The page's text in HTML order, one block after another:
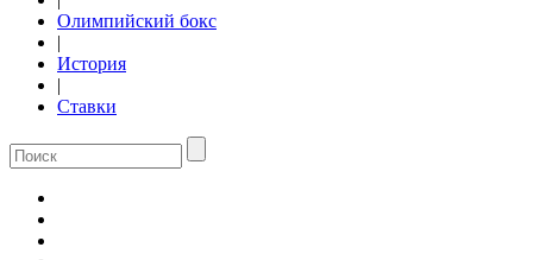
Олимпийский бокс
|
История
|
Ставки